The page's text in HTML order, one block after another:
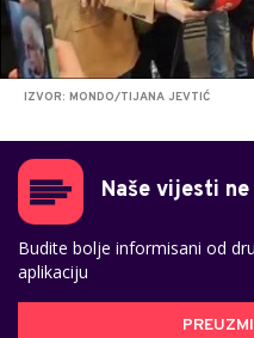
IZVOR: MONDO/TIJANA JEVTIĆ
Naše vijesti
Budite bolje informisani od
aplikaciju